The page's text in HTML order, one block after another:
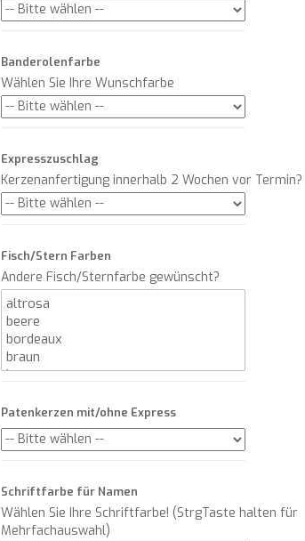
Banderolenfarbe
Wählen Sie Ihre Wunschfarbe
Expresszuschlag
Kerzenanfertigung innerhalb 2 Wochen vor Termin?
Fisch/Stern Farben
Andere Fisch/Sternfarbe gewünscht?
Patenkerzen mit/ohne Express
Schriftfarbe für Namen
Wählen Sie Ihre Schriftfarbe! (StrgTaste halten für
Mehrfachauswahl)